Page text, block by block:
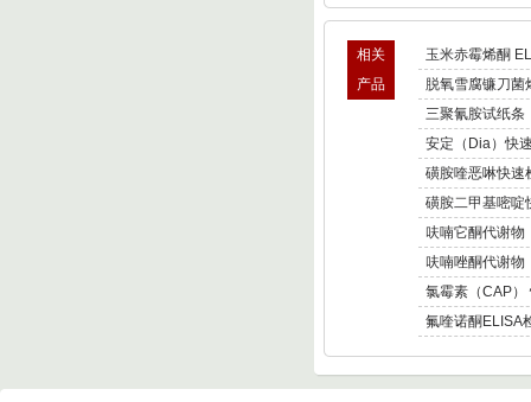
相关
产品
玉米赤霉烯酮
脱氧雪腐镰刀菌
三聚氰胺试纸条
安定（Dia）快
磺胺喹恶啉快速
磺胺二甲基嘧啶
呋喃它酮代谢物
呋喃唑酮代谢物
氯霉素（CAP）
氟喹诺酮ELISA